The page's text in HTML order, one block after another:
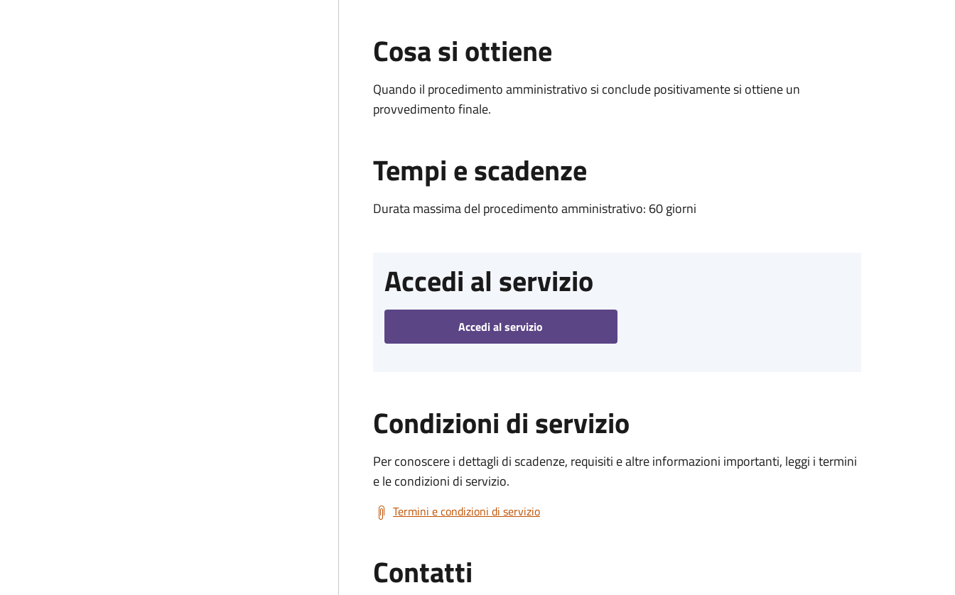
Cosa si ottiene
Quando il procedimento amministrativo si conclude positivamente si ottiene un
provvedimento finale.
Tempi e scadenze
Durata massima del procedimento amministrativo: 60 giorni
Accedi al servizio
Accedi al servizio
Condizioni di servizio
Per conoscere i dettagli di scadenze, requisiti e altre informazioni importanti, leggi i termini
e le condizioni di servizio.
Termini e condizioni di servizio
Contatti